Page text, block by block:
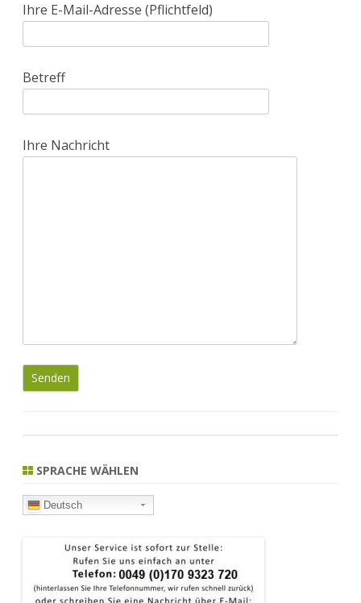
Ihre E-Mail-Adresse (Pflichtfeld)
Betreff
Ihre Nachricht
SPRACHE WÄHLEN
Deutsch